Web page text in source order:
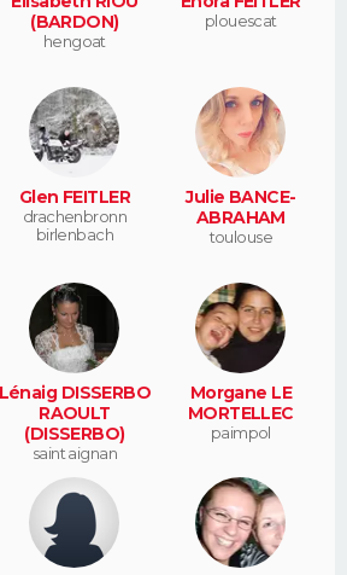
(BARDON)
hengoat
plouescat
Glen FEITLER
drachenbronn
birlenbach
Julie BANCE-
ABRAHAM
toulouse
Lénaig DISSERBO
RAOULT
(DISSERBO)
saint aignan
Morgane LE
MORTELLEC
paimpol